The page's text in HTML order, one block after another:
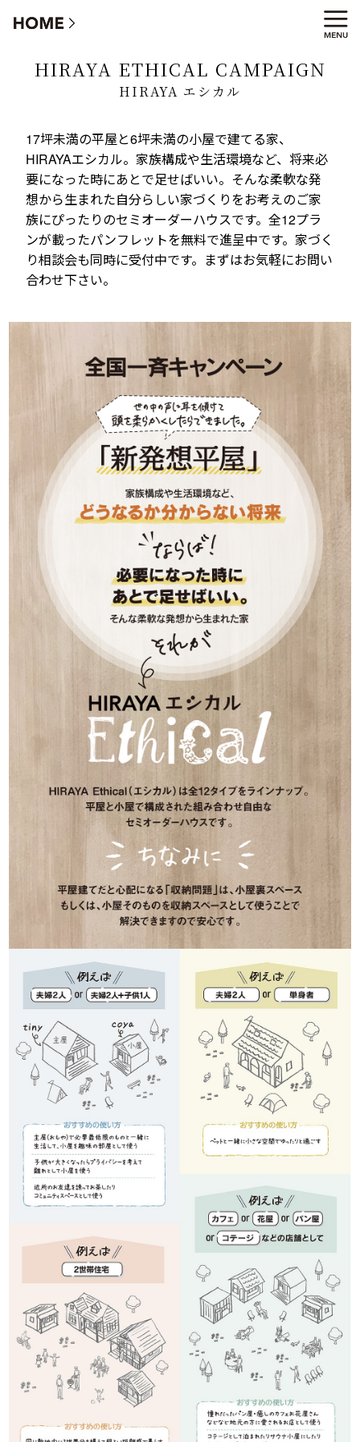
HIRAYA エシカル キャンペーン
HIRAYA ETHICAL CAMPAIGN
HIRAYA エシカル
17坪未満の平屋と6坪未満の小屋で建てる家、
HIRAYAエシカル。家族構成や生活環境など、将来必
要になった時にあとで足せばいい。そんな柔軟な発
想から生まれた自分らしい家づくりをお考えのご家
族にぴったりのセミオーダーハウスです。全12プラ
ンが載ったパンフレットを無料で進呈中です。家づく
り相談会も同時に受付中です。まずはお気軽にお問い
合わせ下さい。